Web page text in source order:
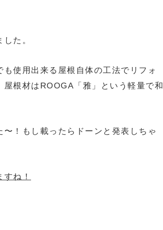
た。
使用出来る屋根自体の工法でリフォ
根材はROOGA「雅」という軽量で和
！もし載ったらドーンと発表しちゃ
ね！